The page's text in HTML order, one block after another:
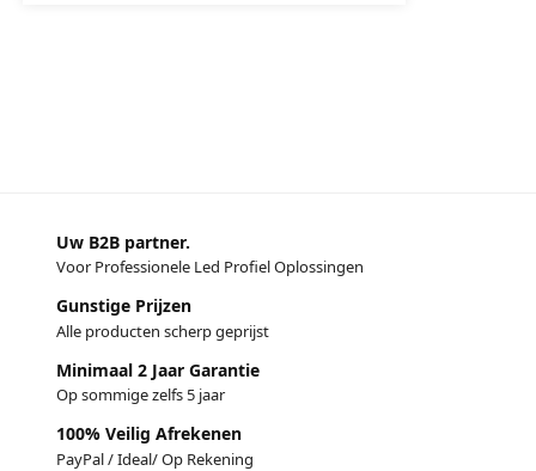
Uw B2B partner.
Voor Professionele Led Profiel Oplossingen
Gunstige Prijzen
Alle producten scherp geprijst
Minimaal 2 Jaar Garantie
Op sommige zelfs 5 jaar
100% Veilig Afrekenen
PayPal / Ideal/ Op Rekening